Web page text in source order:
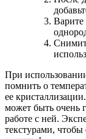
Варите
При
помнить о
ее
может быть очень
работе с ней.
текстурами, чтобы